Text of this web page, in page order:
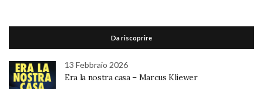
Da riscoprire
13 Febbraio 2026
Era la nostra casa – Marcus Kliewer